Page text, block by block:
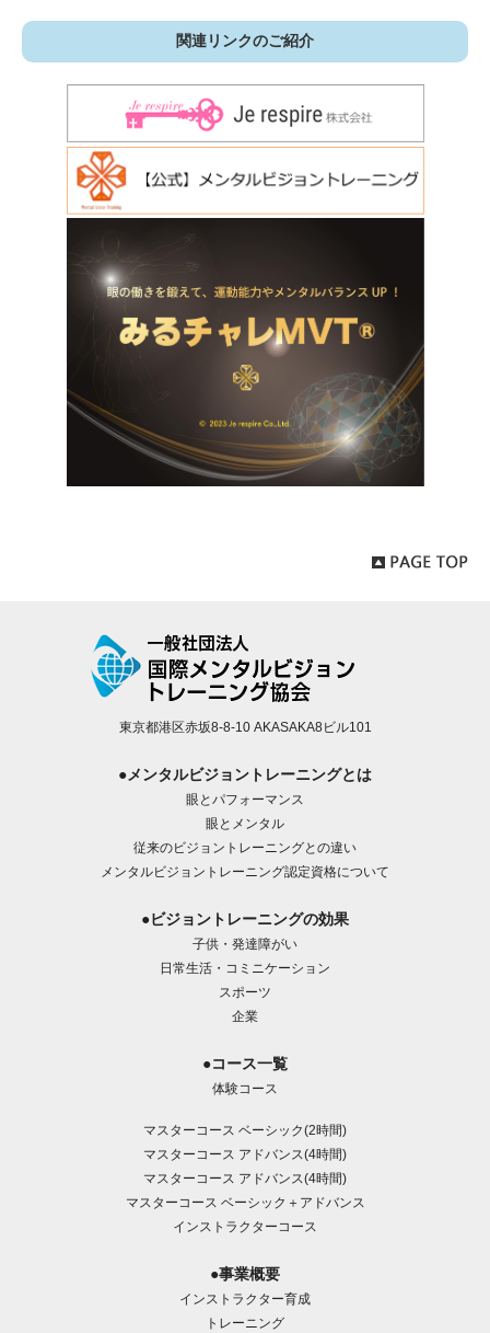
関連リンクのご紹介
東京都港区赤坂8-8-10 AKASAKA8ビル101
●メンタルビジョントレーニングとは
眼とパフォーマンス
眼とメンタル
従来のビジョントレーニングとの違い
メンタルビジョントレーニング認定資格について
●ビジョントレーニングの効果
子供・発達障がい
日常生活・コミニケーション
スポーツ
企業
●コース一覧
体験コース
マスターコース ベーシック(2時間)
マスターコース アドバンス(4時間)
マスターコース アドバンス(4時間)
マスターコース ベーシック＋アドバンス
インストラクターコース
●事業概要
インストラクター育成
トレーニング